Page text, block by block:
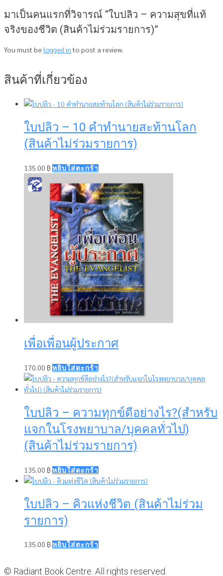
มาเป็นคนแรกที่วิจารณ์ “ใบปลิว – ความสุขที่แท้
จริงของชีวิต (สินค้าไม่ร่วมรายการ)”
You must be logged into post a review.
สินค้าที่เกี่ยวข้อง
ใบปลิว – 10 คำทำนายสะท้านโลก
(สินค้าไม่ร่วมรายการ)
135.00 ฿ หยิบใส่ตะกร้า
เพื่อเพื่อนผู้ประกาศ
170.00 ฿ หยิบใส่ตะกร้า
ใบปลิว – ความทุกข์ดีอย่างไร?(สำหรับ
แจกในโรงพยาบาล/บุคคลทั่วไป)
(สินค้าไม่ร่วมรายการ)
135.00 ฿ หยิบใส่ตะกร้า
ใบปลิว – คิวแห่งชีวิต (สินค้าไม่ร่วม
รายการ)
135.00 ฿ หยิบใส่ตะกร้า
© Radiant Book Centre. All rights reserved.